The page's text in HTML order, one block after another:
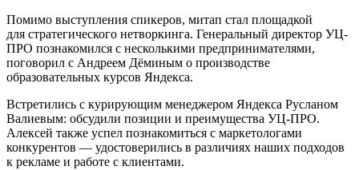
Помимо выступления спикеров, митап стал площадкой
для стратегического нетворкинга. Генеральный директор УЦ-
ПРО познакомился с несколькими предпринимателями,
поговорил с Андреем Дёминым о производстве
образовательных курсов Яндекса.
Встретились с курирующим менеджером Яндекса Русланом
Валиевым: обсудили позиции и преимущества УЦ-ПРО.
Алексей также успел познакомиться с маркетологами
конкурентов — удостоверились в различиях наших подходов
к рекламе и работе с клиентами.